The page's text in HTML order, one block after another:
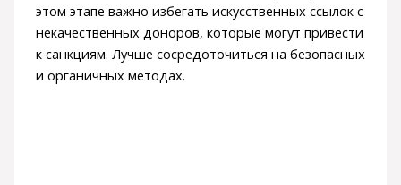
этом этапе важно избегать искусственных ссылок с
некачественных доноров, которые могут привести
к санкциям. Лучше сосредоточиться на безопасных
и органичных методах.